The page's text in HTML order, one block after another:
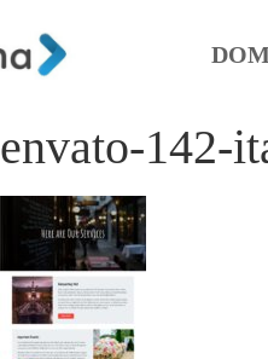
envato-142-